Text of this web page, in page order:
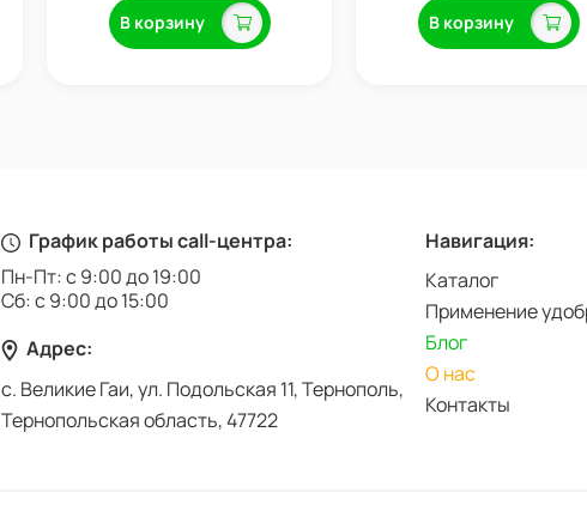
В корзину В корзину
График работы call-центра:
Пн-Пт: с 9:00 до 19:00
Сб: с 9:00 до 15:00
Адрес:
с. Великие Гаи, ул. Подольская 11, Тернополь,
Тернопольская область, 47722
Навигация:
Каталог
Применение
Блог
О нас
Контакты